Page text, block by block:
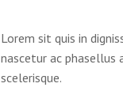
Lorem sit quis in
nascetur ac phasellus
scelerisque.